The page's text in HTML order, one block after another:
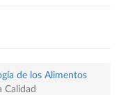
de los Alimentos
Calidad